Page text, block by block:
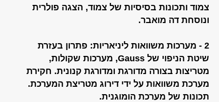
צמוד ותכונות בסיסיות של צמוד, הצגה פולרית
ונוסחת דה מואבר.
2 - מערכות משוואות ליניאריות: פתרון בעזרת
שיטת הניפוי של Gauss, מערכות שקולות,
מטריצות בצורה מדורגת ומדורגת קנונית. חקירת
מערכת משוואות על ידי דירוג מטריצת המערכת.
תכונות של מערכת הומוגנית.